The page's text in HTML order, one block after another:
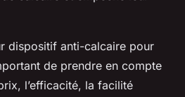
dispositif anti-calcaire pour
de prendre en compte
l’efficacité, la facilité